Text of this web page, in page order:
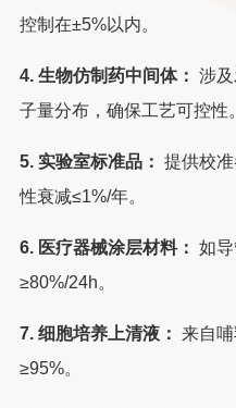
控制在±5%以内。
4. 生物仿制药中间体： 涉
子量分布，确保工艺可控性。
5. 实验室标准品： 提供校
性衰减≤1%/年。
6. 医疗器械涂层材料： 如
≥80%/24h。
7. 细胞培养上清液： 来自
≥95%。